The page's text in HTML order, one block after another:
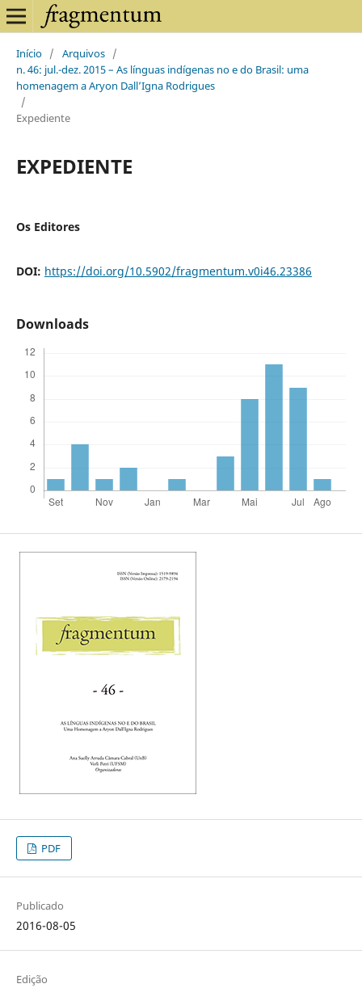
Início / Arquivos /
n. 46: jul.-dez. 2015 – As línguas indígenas no e do Brasil: uma
homenagem a Aryon Dall’Igna Rodrigues
/
Expediente
EXPEDIENTE
Os Editores
DOI: https://doi.org/10.5902/fragmentum.v0i46.23386
Downloads
PDF
Publicado
2016-08-05
Edição